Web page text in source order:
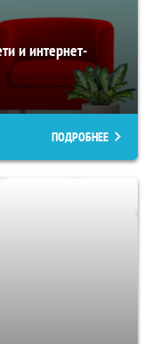
и интернет-
ПОДРОБНЕЕ